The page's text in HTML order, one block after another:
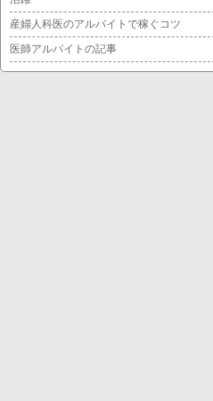
産婦人科医のアルバイトで稼ぐコツ
医師アルバイトの記事